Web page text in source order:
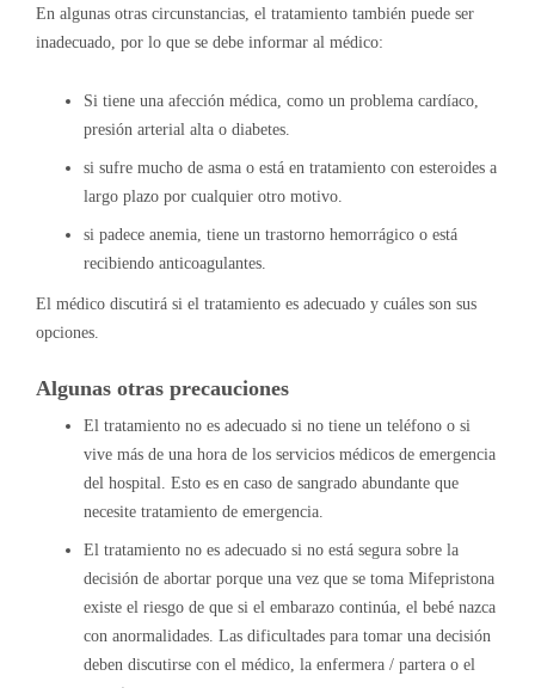
En algunas otras circunstancias, el tratamiento también puede ser
inadecuado, por lo que se debe informar al médico:
Si tiene una afección médica, como un problema cardíaco,
presión arterial alta o diabetes.
si sufre mucho de asma o está en tratamiento con esteroides a
largo plazo por cualquier otro motivo.
si padece anemia, tiene un trastorno hemorrágico o está
recibiendo anticoagulantes.
El médico discutirá si el tratamiento es adecuado y cuáles son sus
opciones.
Algunas otras precauciones
El tratamiento no es adecuado si no tiene un teléfono o si
vive más de una hora de los servicios médicos de emergencia
del hospital. Esto es en caso de sangrado abundante que
necesite tratamiento de emergencia.
El tratamiento no es adecuado si no está segura sobre la
decisión de abortar porque una vez que se toma Mifepristona
existe el riesgo de que si el embarazo continúa, el bebé nazca
con anormalidades. Las dificultades para tomar una decisión
deben discutirse con el médico, la enfermera / partera o el